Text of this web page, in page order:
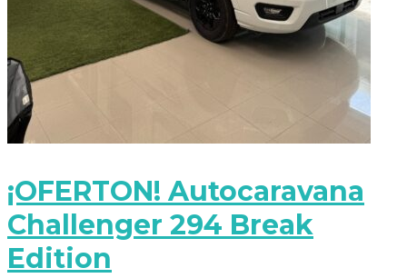
¡OFERTON! Autocaravana
Challenger 294 Break
Edition